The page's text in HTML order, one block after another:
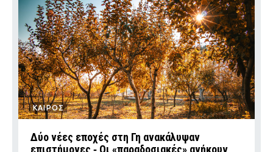
ΚΑΙΡΟΣ
Δύο νέες εποχές στη Γη ανακάλυψαν